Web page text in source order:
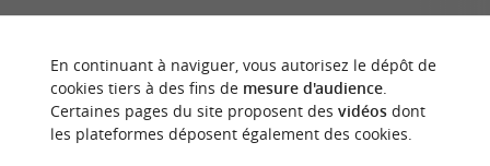
NOUS AVONS TESTÉPOUR VOUS
En continuant à naviguer, vous autorisez le dépôt de
cookies tiers à des fins de mesure d'audience.
Certaines pages du site proposent des vidéosdont
les plateformes déposent également des cookies.